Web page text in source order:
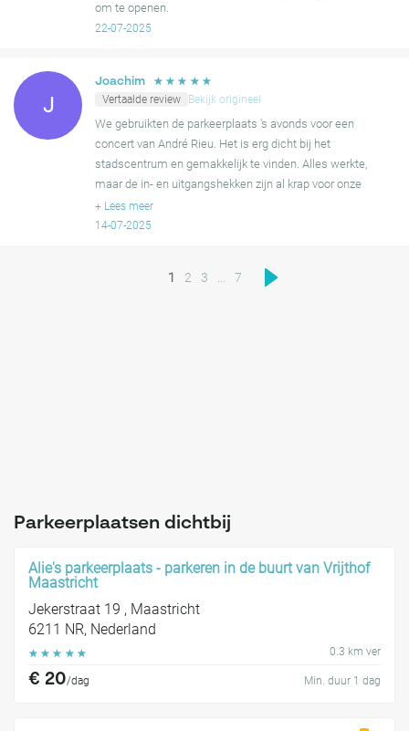
om te openen.
22-07-2025
J
Joachim ☆ ☆ ☆ ☆ ☆
Vertaalde review
Bekijk origineel
We gebruikten de parkeerplaats 's avonds voor een
concert van André Rieu. Het is erg dicht bij het
stadscentrum en gemakkelijk te vinden. Alles werkte,
maar de in- en uitgangshekken zijn al krap voor onze
middelgrote SUV; bredere auto's kunnen problemen
hebben. De parke
+ Lees meer
14-07-2025
1 2 3 7
Parkeerplaatsen dichtbij
Alie's parkeerplaats - parkeren in de buurt van Vrijthof
Maastricht
Jekerstraat 19 , Maastricht
6211 NR, Nederland
☆ ☆ ☆ ☆ ☆ 0.3 km ver
€ 20/dag Min. duur 1 dag